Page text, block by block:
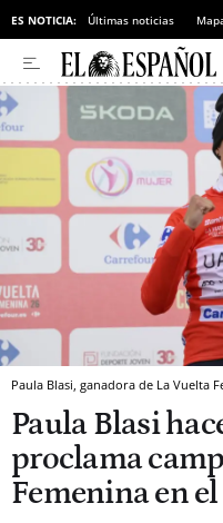
ES NOTICIA: Últimas noticias
Paula Blasi, ganadora de La Vuelta
Paula Blasi
proclama
Femenina en